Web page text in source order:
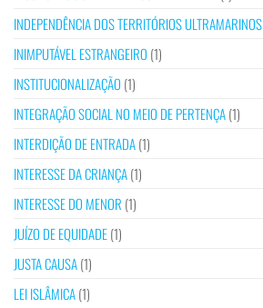
INDEPENDÊNCIA DOS TERRITÓRIOS ULTRAMARINOS
INIMPUTÁVEL ESTRANGEIRO (1)
INSTITUCIONALIZAÇÃO (1)
INTEGRAÇÃO SOCIAL NO MEIO DE PERTENÇA(1)
INTERDIÇÃO DE ENTRADA(1)
INTERESSE DA CRIANÇA(1)
INTERESSE DO MENOR (1)
JUÍZO DE EQUIDADE(1)
JUSTA CAUSA(1)
LEI ISLÂMICA(1)